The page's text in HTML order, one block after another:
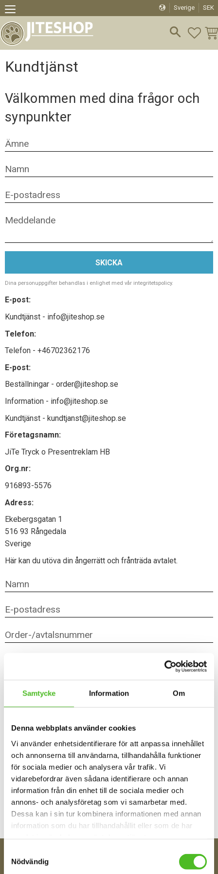
Samtycke Information Om
Denna webbplats använder cookies
Vi använder enhetsidentifierare för att anpassa innehållet
och annonserna till användarna, tillhandahålla funktioner
för sociala medier och analysera vår trafik. Vi
vidarebefordrar även sådana identifierare och annan
information från din enhet till de sociala medier och
annons- och analysföretag som vi samarbetar med.
Dessa kan i sin tur kombinera informationen med annan
information som du har tillhandahållit eller som de har
Nödvändig
Meny
Sverige SEK
Kundtjänst
Välkommen med dina frågor och
synpunkter
SKICKA
Dina personuppgifter behandlas i enlighet med vår integritetspolicy.
E-post:
Kundtjänst - info@jiteshop.se
Telefon:
Telefon - +46702362176
E-post:
Beställningar - order@jiteshop.se
Information - info@jiteshop.se
Kundtjänst - kundtjanst@jiteshop.se
Företagsnamn:
JiTe Tryck o Presentreklam HB
Org.nr:
916893-5576
Adress:
Ekebergsgatan 1
516 93 Rångedala
Sverige
Här kan du utöva din ångerrätt och frånträda avtalet.
Bekräftelse (mottagningsbevis) skickas via e-post till den
adress du anger.
Genom att klicka på knappen nedan bekräftar du uttryckligen
ÅNGRA KÖPET
Dina personuppgifter behandlas i enlighet med vårintegritetspolicy.
FÅ TIPS OM NYHETER!